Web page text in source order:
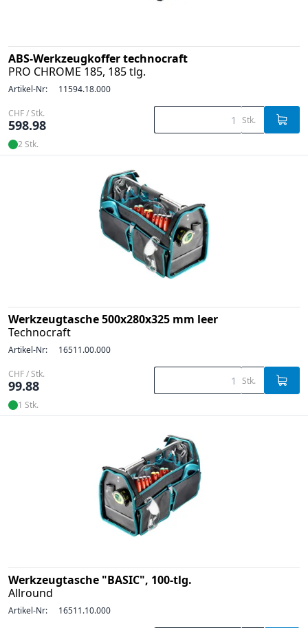
ABS-Werkzeugkoffer technocraft
PRO CHROME 185, 185 tlg.
Artikel-Nr: 11594.18.000
CHF / Stk.
598.98 Stk.
2 Stk.
Werkzeugtasche 500x280x325 mm leer
Technocraft
Artikel-Nr: 16511.00.000
CHF / Stk.
99.88 Stk.
1 Stk.
Werkzeugtasche "BASIC", 100-tlg.
Allround
Artikel-Nr: 16511.10.000